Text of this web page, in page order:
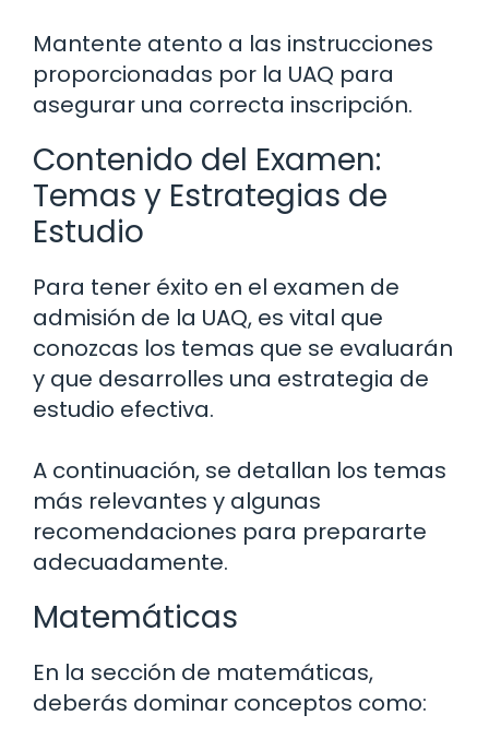
Mantente atento a las instrucciones
proporcionadas por la UAQ para
asegurar una correcta inscripción.
Contenido del Examen:
Temas y Estrategias de
Estudio
Para tener éxito en el examen de
admisión de la UAQ, es vital que
conozcas los temas que se evaluarán
y que desarrolles una estrategia de
estudio efectiva.
A continuación, se detallan los temas
más relevantes y algunas
recomendaciones para prepararte
adecuadamente.
Matemáticas
En la sección de matemáticas,
deberás dominar conceptos como: